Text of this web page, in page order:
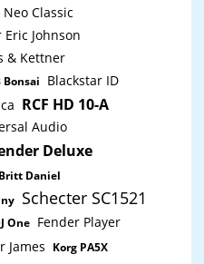
Neo Classic
Eric Johnson
& Kettner
Bonsai Blackstar ID
RCF HD 10-A
Audio
Deluxe
Daniel
Schecter SC1521
One Fender Player
James Korg PA5X